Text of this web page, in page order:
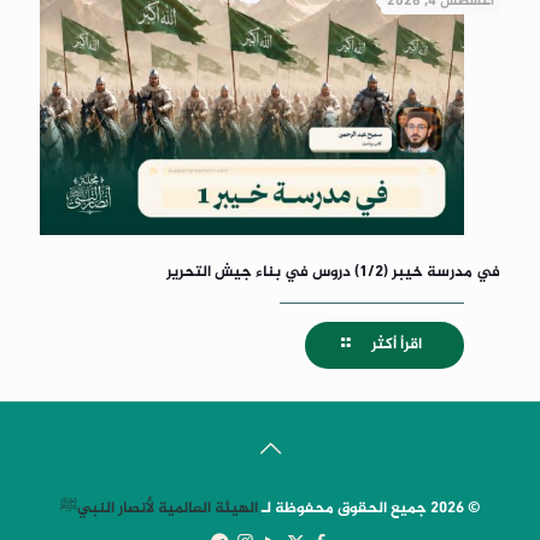
في مدرسة خيبر (1/2) دروس في بناء جيش التحرير
اقرأ أكثر
© 2026 جميع الحقوق محفوظة لـ الهيئة العالمية لأنصار النبيﷺ